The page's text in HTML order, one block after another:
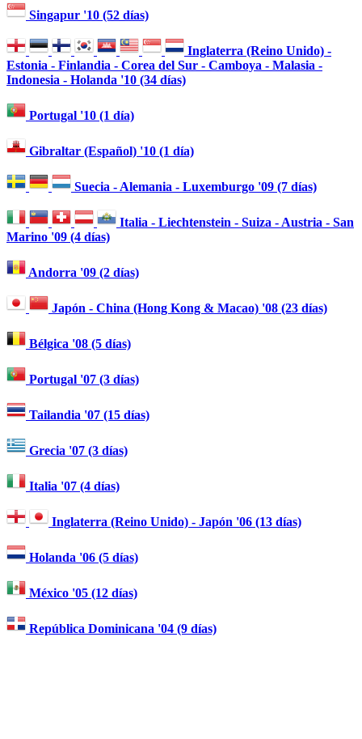
Singapur '10 (52 días)
Inglaterra (Reino Unido) -
Estonia - Finlandia - Corea del Sur - Camboya - Malasia -
Indonesia - Holanda '10 (34 días)
Portugal '10 (1 día)
Gibraltar (Español) '10 (1 día)
Suecia - Alemania - Luxemburgo '09 (7 días)
Italia - Liechtenstein - Suiza - Austria - San
Marino '09 (4 días)
Andorra '09 (2 días)
Japón - China (Hong Kong & Macao) '08 (23 días)
Bélgica '08 (5 días)
Portugal '07 (3 días)
Tailandia '07 (15 días)
Grecia '07 (3 días)
Italia '07 (4 días)
Inglaterra (Reino Unido) - Japón '06 (13 días)
Holanda '06 (5 días)
México '05 (12 días)
República Dominicana '04 (9 días)